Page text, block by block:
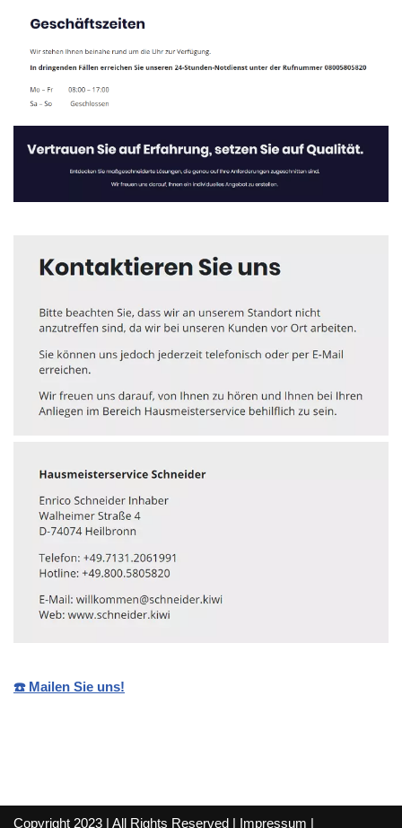
☎️ Mailen Sie uns!
Copyright 2023 | All Rights Reserved | Impressum |